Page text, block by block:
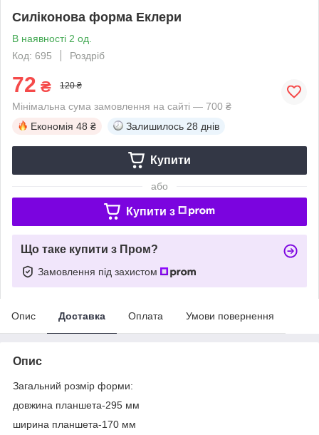
Силіконова форма Еклери
В наявності 2 од.
Код: 695
Роздріб
72 ₴ 120 ₴
Мінімальна сума замовлення на сайті — 700 ₴
Економія 48 ₴ Залишилось 28 днів
Купити
або
Купити з
Що таке купити з Пром?
Замовлення під захистом
Опис Доставка Оплата Умови повернення
Опис
Загальний розмір форми:
довжина планшета-295 мм
ширина планшета-170 мм